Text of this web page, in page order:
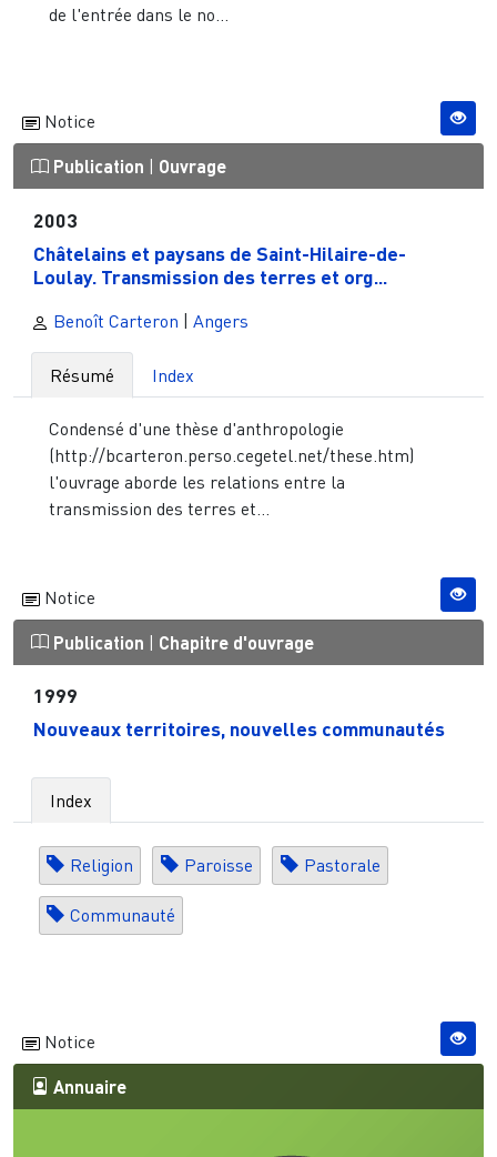
de l'entrée dans le no...
Notice
Publication Ouvrage
2003
Châtelains et paysans de Saint-Hilaire-de-
Loulay. Transmission des terres et org...
Benoît Carteron | Angers
Résumé Index
Condensé d'une thèse d'anthropologie
(http://bcarteron.perso.cegetel.net/these.htm)
l'ouvrage aborde les relations entre la
transmission des terres et...
Notice
Publication | Chapitre d'ouvrage
1999
Nouveaux territoires, nouvelles communautés
Index
Religion Paroisse Pastorale
Communauté
Notice
Annuaire